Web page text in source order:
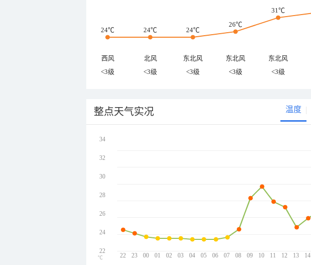
24℃ 24℃ 24℃
26℃
31℃
西风 北风 东北风 东北风 东北风
<3级
<3级 <3级 <3级 <3级
整点天气实况 温度
22 23 00 01 02 03 04 05 06 07 08 09 10 11 12 13 14
34
32
30
28
26
24
22
℃